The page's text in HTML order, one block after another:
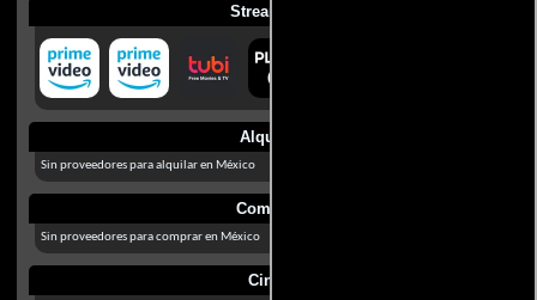
Streaming
Alquilar
Sin proveedores para alquilar en México
Comprar
Sin proveedores para comprar en México
Cines